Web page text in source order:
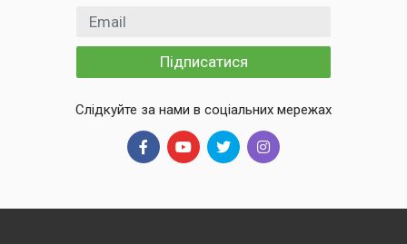
Email
Підписатися
Слідкуйте за нами в соціальних мережах